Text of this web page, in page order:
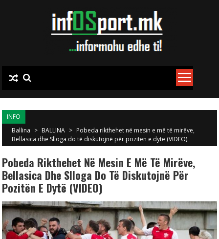
INFO
Ballina > BALLINA > Pobeda rikthehet në mesin e më të mirëve,
Bellasica dhe Slloga do të diskutojnë për pozitën e dytë (VIDEO)
Pobeda Rikthehet Në Mesin E Më Të Mirëve,
Bellasica Dhe Slloga Do Të Diskutojnë Për
Pozitën E Dytë (VIDEO)